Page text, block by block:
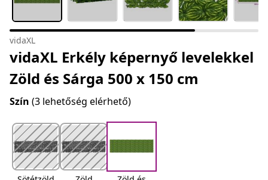
vidaXL
vidaXL Erkély képernyő levelekkel
Zöld és Sárga 500 x 150 cm
Szín (3 lehetőség elérhető)